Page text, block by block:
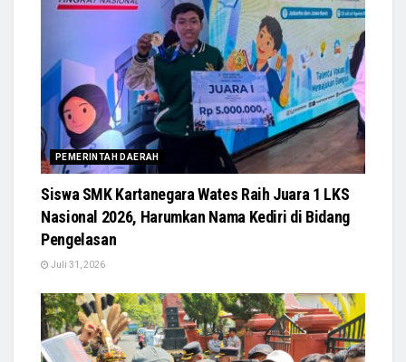
PEMERINTAH DAERAH
Siswa SMK Kartanegara Wates Raih Juara 1 LKS
Nasional 2026, Harumkan Nama Kediri di Bidang
Pengelasan
Juli 31, 2026